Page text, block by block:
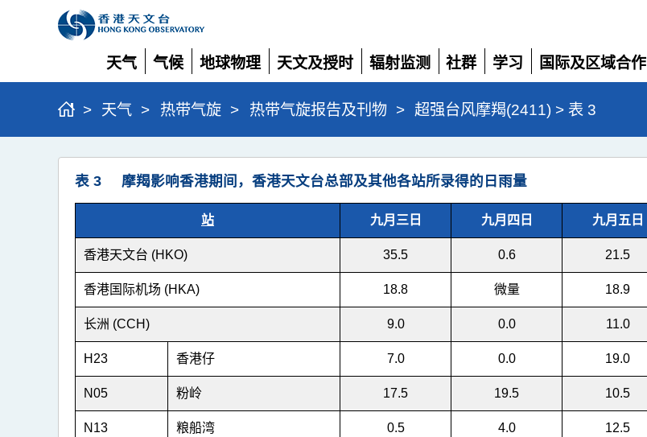
天气
展
开
气候
展
开
地球物理
展
开
天文及授时
展
开
辐射监测
展
开
社群
展
开
学习
展
开
国际及区域合作
展
开
> 天气 > 热带气旋 > 热带气旋报告及刊物 > 超强台风摩羯(2411) > 表 3
超
强
风
摩
(2411)
表 3 摩羯影响香港期间，香港天文台总部及其他各站所录得的日雨量
站 九月三日 九月四日 九月五日
香港天文台 (HKO) 35.5 0.6 21.5
香港国际机场 (HKA) 18.8 微量 18.9
长洲 (CCH) 9.0 0.0 11.0
H23 香港仔 7.0 0.0 19.0
N05 粉岭 17.5 19.5 10.5
N13 粮船湾 0.5 4.0 12.5